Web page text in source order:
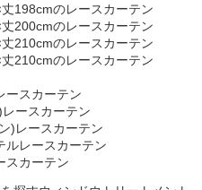
198cmのレースカーテン
200cmのレースカーテン
210cmのレースカーテン
210cmのレースカーテン
ースカーテン
ースカーテン
)レースカーテン
ルレースカーテン
スカーテン